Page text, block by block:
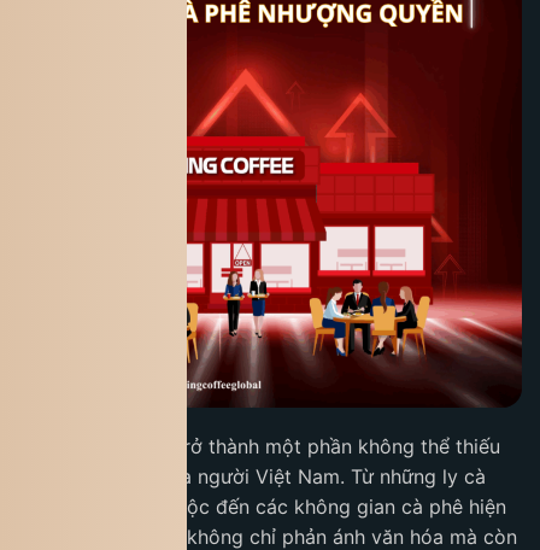
Cà phê từ lâu đã trở thành một phần không thể thiếu
trong đời sống của người Việt Nam. Từ những ly cà
phê sáng quen thuộc đến các không gian cà phê hiện
đại, thói quen này không chỉ phản ánh văn hóa mà còn